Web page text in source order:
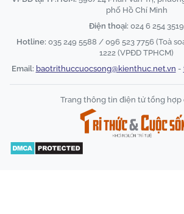
phố Hồ Chí Minh
Điện thoại: 024 6 254 3519
Hotline: 035 249 5588 / 096 523 7756 (Toà
1222 (VPĐD TPHCM)
Email: baotrithuccuocsong@kienthuc.net.vn -
Trang thông tin điện tử tổng hợp